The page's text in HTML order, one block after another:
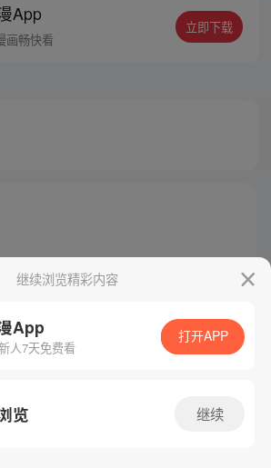
App
画畅快看
立即下载
继续浏览精彩内容
App
人7天免费看
打开APP
览 继续
画 起点读书 QQ阅读
/许可证号：粤B2-20090059-5